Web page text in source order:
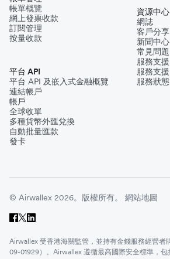
帳單概覽
網上發票收款
訂閱管理
按量收款
平台 API
平台 API 及嵌入式金融概覽
連結帳戶
帳戶
全球收單
多種貨幣外匯兌換
自動批量匯款
發卡
資源中心
網誌
客戶分享
新聞中心
常見問題
服務支援
服務支援
服務狀態
© Airwallex 2026。版權所有。 網站地圖
Airwallex 受香港海關監管，並持有金錢服務經營者
09-01929）。Airwallex 遵循最高國際安全標準，包